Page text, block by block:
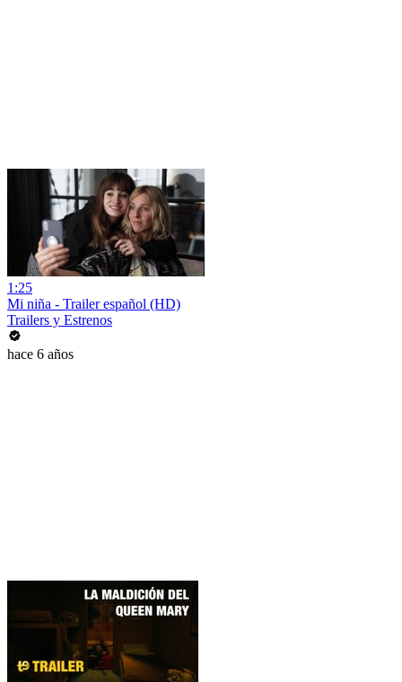
1:25
Mi niña - Trailer español (HD)
Trailers y Estrenos
hace 6 años